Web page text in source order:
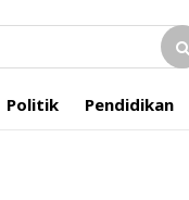
Politik Pendidikan